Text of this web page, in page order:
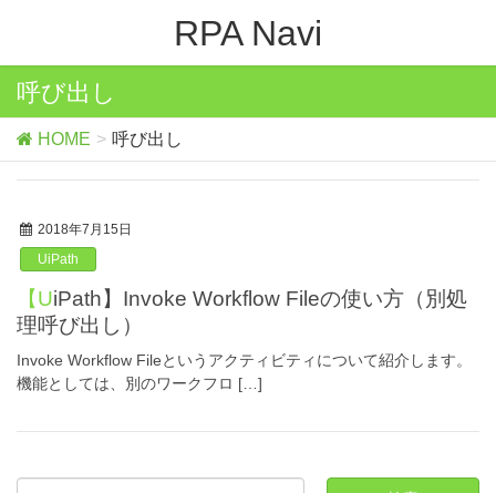
RPA Navi
呼び出し
HOME 呼び出し
2018年7月15日
UiPath
【UiPath】Invoke Workflow Fileの使い方（別処
理呼び出し）
Invoke Workflow Fileというアクティビティについて紹介します。
機能としては、別のワークフロ […]